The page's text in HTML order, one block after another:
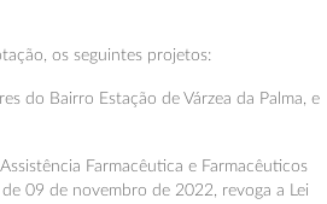
os seguintes projetos:
do Bairro Estação de Várzea da Palma, e
Farmacêutica e Farmacêuticos
09 de novembro de 2022, revoga a Lei